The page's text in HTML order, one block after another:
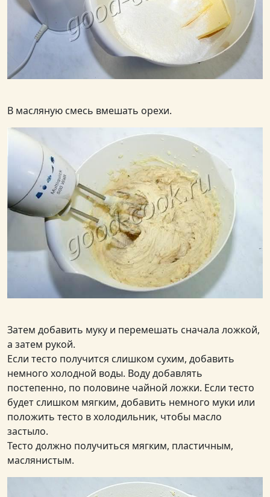
В масляную смесь вмешать орехи.
Затем добавить муку и перемешать сначала ложкой,
а затем рукой.
Если тесто получится слишком сухим, добавить
немного холодной воды. Воду добавлять
постепенно, по половине чайной ложки. Если тесто
будет слишком мягким, добавить немного муки или
положить тесто в холодильник, чтобы масло
застыло.
Тесто должно получиться мягким, пластичным,
маслянистым.